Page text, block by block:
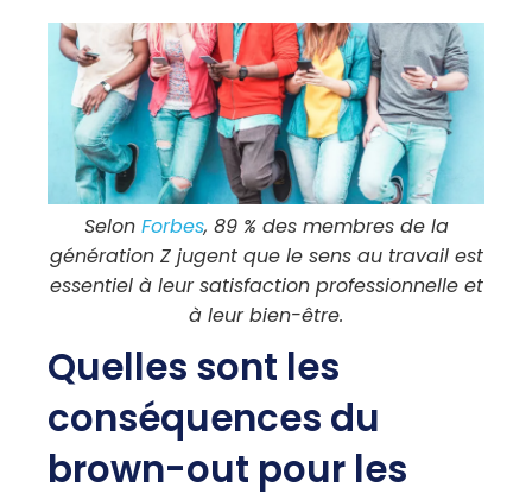
Selon Forbes, 89 % des membres de la
génération Z jugent que le sens au travail est
essentiel à leur satisfaction professionnelle et
à leur bien-être.
Quelles sont les
conséquences du
brown-out pour les